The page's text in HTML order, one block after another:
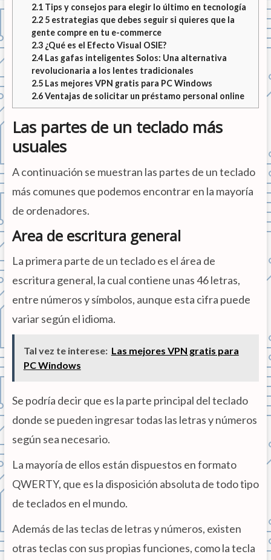
2.1 Tips y consejos para elegir lo último en tecnología
2.2 5 estrategias que debes seguir si quieres que la
gente compre en tu e-commerce
2.3 ¿Qué es el Efecto Visual OSIE?
2.4 Las gafas inteligentes Solos: Una alternativa
revolucionaria a los lentes tradicionales
2.5 Las mejores VPN gratis para PC Windows
2.6Ventajas de solicitar un préstamo personal online
Las partes de un teclado más
usuales
A continuación se muestran las partes de un teclado
más comunes que podemos encontrar en la mayoría
de ordenadores.
Area de escritura general
La primera parte de un teclado es el área de
escritura general, la cual contiene unas 46 letras,
entre números y símbolos, aunque esta cifra puede
variar según el idioma.
Tal vez te interese: Las mejores VPN gratis para
PC Windows
Se podría decir que es la parte principal del teclado
donde se pueden ingresar todas las letras y números
según sea necesario.
La mayoría de ellos están dispuestos en formato
QWERTY, que es la disposición absoluta de todo tipo
de teclados en el mundo.
Además de las teclas de letras y números, existen
otras teclas con sus propias funciones, como la tecla